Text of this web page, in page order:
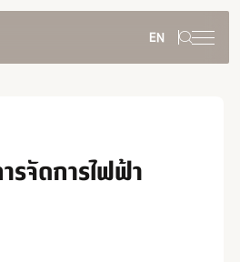
EN
ข้อมูล
ยั่งยืน
รจัดการไฟฟ้า